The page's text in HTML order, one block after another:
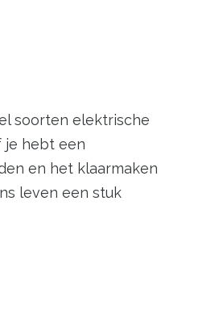
soorten elektrische
je hebt een
en het klaarmaken
leven een stuk